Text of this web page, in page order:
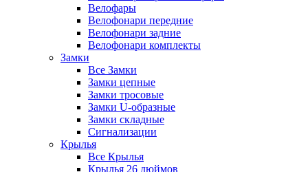
Велофары
Велофонари передние
Велофонари задние
Велофонари комплекты
Замки
Все Замки
Замки цепные
Замки тросовые
Замки U-образные
Замки складные
Сигнализации
Крылья
Все Крылья
Крылья 26 дюймов